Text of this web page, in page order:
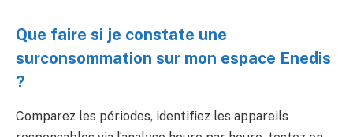
Que faire si je constate une
surconsommation sur mon espace Enedis
?
Comparez les périodes, identifiez les appareils